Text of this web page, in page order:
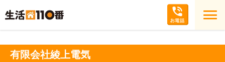
有限会社綾上電気